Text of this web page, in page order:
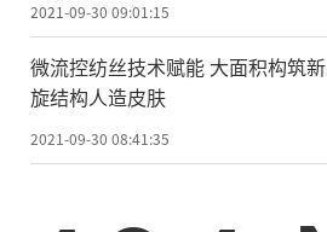
2021-09-30 09:01:15
微流控纺丝技术赋能 大面积构筑
旋结构人造皮肤
2021-09-30 08:41:35